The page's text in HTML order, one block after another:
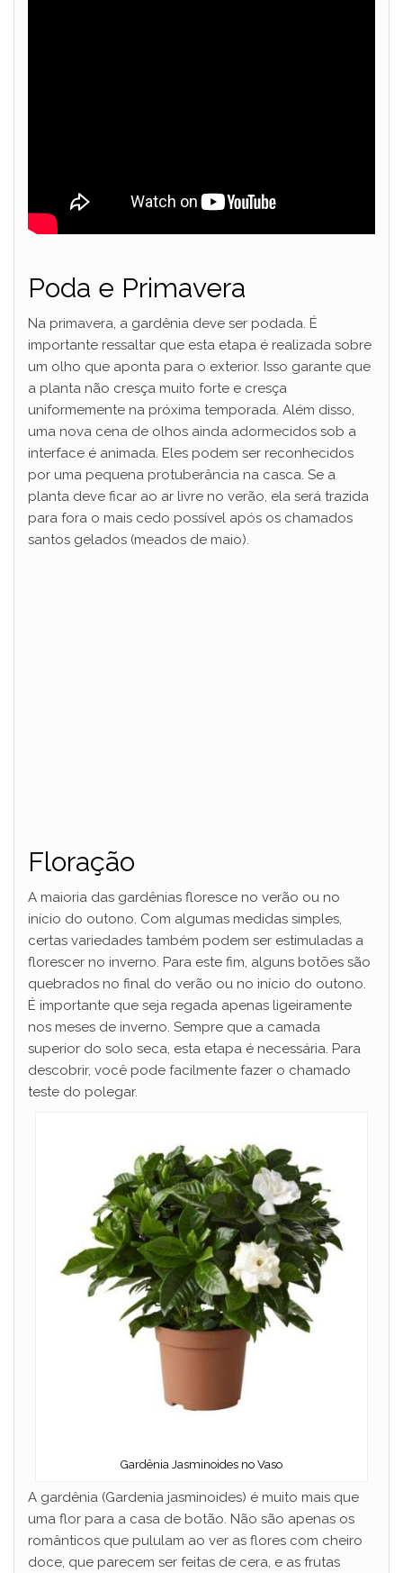
Poda e Primavera
Na primavera, a gardênia deve ser podada. É
importante ressaltar que esta etapa é realizada sobre
um olho que aponta para o exterior. Isso garante que
a planta não cresça muito forte e cresça
uniformemente na próxima temporada. Além disso,
uma nova cena de olhos ainda adormecidos sob a
interface é animada. Eles podem ser reconhecidos
por uma pequena protuberância na casca. Se a
planta deve ficar ao ar livre no verão, ela será trazida
para fora o mais cedo possível após os chamados
santos gelados (meados de maio).
Floração
A maioria das gardênias floresce no verão ou no
início do outono. Com algumas medidas simples,
certas variedades também podem ser estimuladas a
florescer no inverno. Para este fim, alguns botões são
quebrados no final do verão ou no início do outono.
É importante que seja regada apenas ligeiramente
nos meses de inverno. Sempre que a camada
superior do solo seca, esta etapa é necessária. Para
descobrir, você pode facilmente fazer o chamado
teste do polegar.
Gardênia Jasminoides no Vaso
A gardênia (Gardenia jasminoides) é muito mais que
uma flor para a casa de botão. Não são apenas os
românticos que pululam ao ver as flores com cheiro
doce, que parecem ser feitas de cera, e as frutas